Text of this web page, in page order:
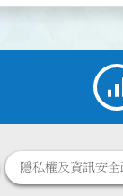
隱私權及資訊安全